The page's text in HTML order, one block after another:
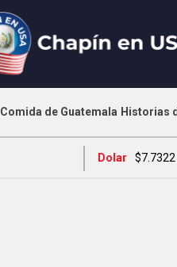
Comida de Guatemala Historias
Dolar $7.7322